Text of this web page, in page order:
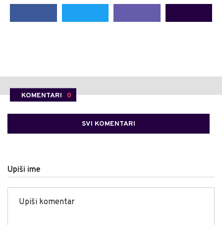
KOMENTARI 0
SVI KOMENTARI
Upiši ime